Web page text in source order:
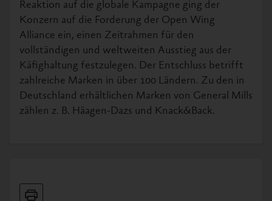
Reaktion auf die globale Kampagne ging der
Konzern auf die Forderung der Open Wing
Alliance ein, einen Zeitrahmen für den
vollständigen und weltweiten Ausstieg aus der
Käfighaltung festzulegen. Der Entschluss betrifft
zahlreiche Marken in über 100 Ländern. Zu den in
Deutschland erhältlichen Marken von General Mills
zählen z. B. Häagen-Dazs und Knack&Back.